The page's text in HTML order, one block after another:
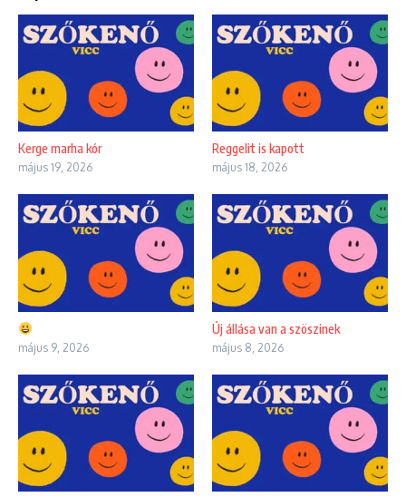
Kerge marha kór
május 19, 2026
Reggelit is kapott
május 18, 2026
május 9, 2026
Új állása van a szöszinek
május 8, 2026